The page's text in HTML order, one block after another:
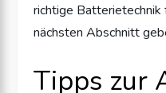
richtige Batterietechnik
nächsten Abschnitt
Tipps zur